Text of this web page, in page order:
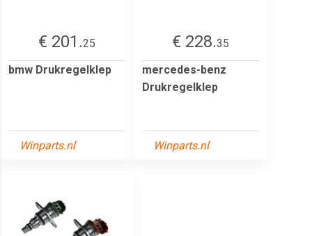
€ 201.25
bmw Drukregelklep
Winparts.nl
€ 228.35
mercedes-benz
Drukregelklep
Winparts.nl